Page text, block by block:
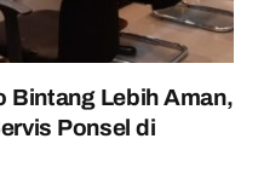
Bintang Lebih Aman,
Ponsel di